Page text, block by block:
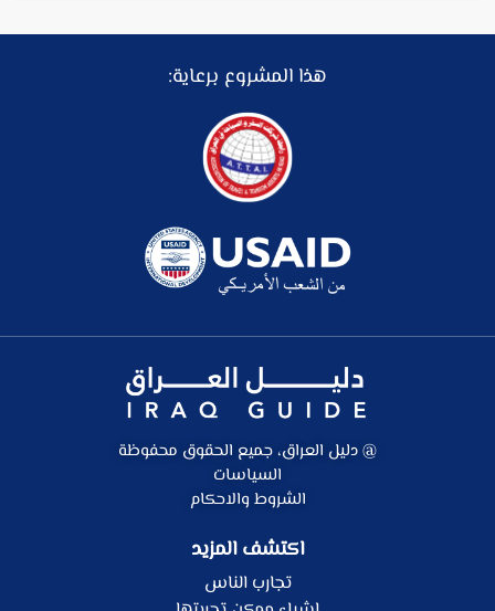
هذا المشروع برعاية:
@ دليل العراق، جميع الحقوق محفوظة
السياسات
الشروط والاحكام
اكتشف المزيد
تجارب الناس